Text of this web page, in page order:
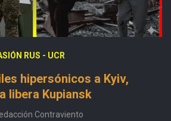
RUS - UCR
hipersónicos a Kyiv,
libera Kupiansk
Contraviento